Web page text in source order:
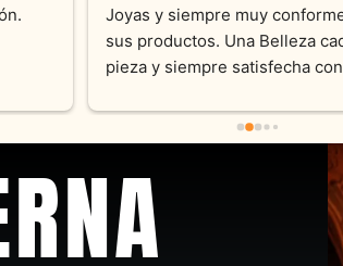
Joyas y siempre muy
sus productos. Una Belleza
pieza y siempre satisfecha
recomendable